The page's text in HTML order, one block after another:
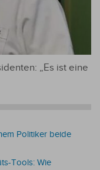
„Es ist eine
Politiker beide
Tools: Wie